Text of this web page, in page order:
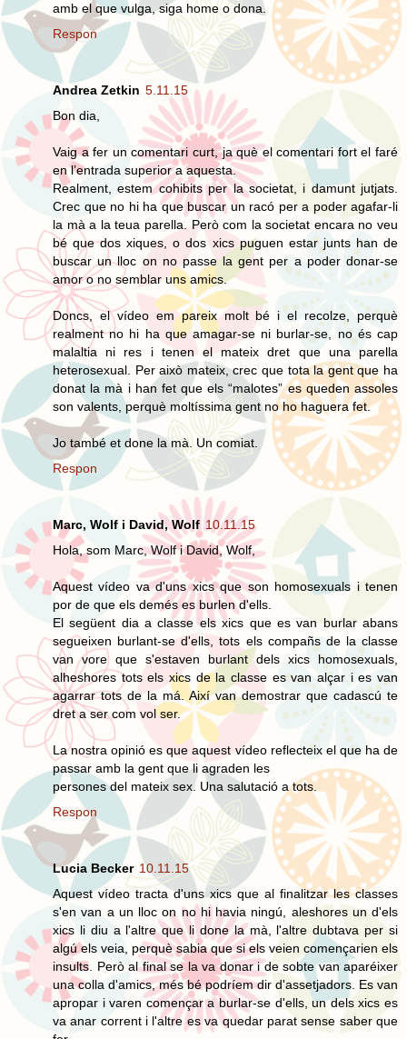
amb el que vulga, siga home o dona.
Respon
Andrea Zetkin 5.11.15
Bon dia,
Vaig a fer un comentari curt, ja què el comentari fort el faré
en l’entrada superior a aquesta.
Realment, estem cohibits per la societat, i damunt jutjats.
Crec que no hi ha que buscar un racó per a poder agafar-li
la mà a la teua parella. Però com la societat encara no veu
bé que dos xiques, o dos xics puguen estar junts han de
buscar un lloc on no passe la gent per a poder donar-se
amor o no semblar uns amics.
Doncs, el vídeo em pareix molt bé i el recolze, perquè
realment no hi ha que amagar-se ni burlar-se, no és cap
malaltia ni res i tenen el mateix dret que una parella
heterosexual. Per això mateix, crec que tota la gent que ha
donat la mà i han fet que els “malotes” es queden assoles
son valents, perquè moltíssima gent no ho haguera fet.
Jo també et done la mà. Un comiat.
Respon
Marc, Wolf i David, Wolf 10.11.15
Hola, som Marc, Wolf i David, Wolf,
Aquest vídeo va d'uns xics que son homosexuals i tenen
por de que els demés es burlen d'ells.
El següent dia a classe els xics que es van burlar abans
segueixen burlant-se d'ells, tots els compañs de la classe
van vore que s'estaven burlant dels xics homosexuals,
alheshores tots els xics de la classe es van alçar i es van
agarrar tots de la má. Així van demostrar que cadascú te
dret a ser com vol ser.
La nostra opinió es que aquest vídeo reflecteix el que ha de
passar amb la gent que li agraden les
persones del mateix sex. Una salutació a tots.
Respon
Lucia Becker 10.11.15
Aquest vídeo tracta d'uns xics que al finalitzar les classes
s'en van a un lloc on no hi havia ningú, aleshores un d'els
xics li diu a l'altre que li done la mà, l'altre dubtava per si
algú els veia, perquè sabia que si els veien començarien els
insults. Però al final se la va donar i de sobte van aparéixer
una colla d'amics, més bé podríem dir d'assetjadors. Es van
apropar i varen començar a burlar-se d'ells, un dels xics es
va anar corrent i l'altre es va quedar parat sense saber que